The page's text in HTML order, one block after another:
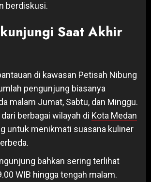
berdiskusi.
Saat Akhir
di kawasan Petisah Nibung
pengunjung biasanya
malam Jumat, Sabtu, dan Minggu.
berbagai wilayah di Kota Medan
untuk menikmati suasana kuliner
bahkan sering terlihat
WIB hingga tengah malam.